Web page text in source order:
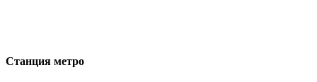
Станция метро